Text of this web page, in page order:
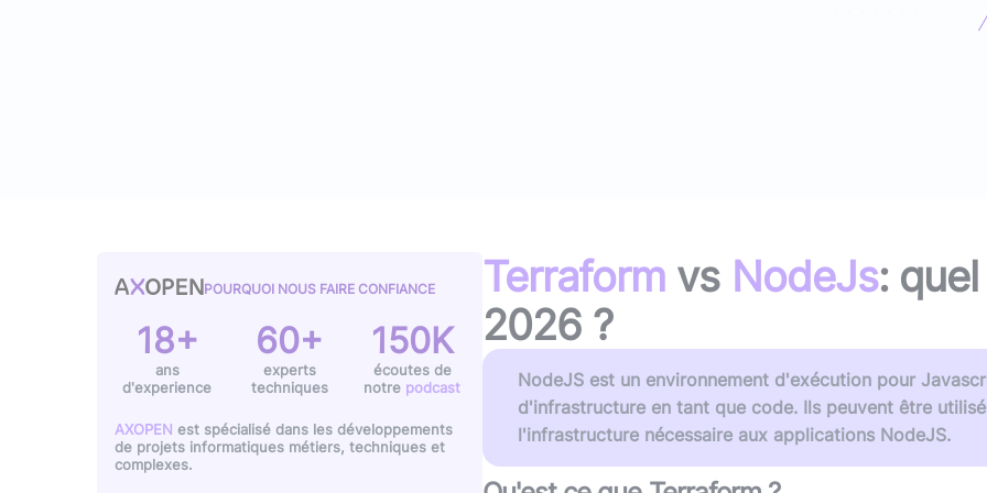
Écouter
Lire le
POURQUOI NOUS FAIRE CONFIANCE
18+
ans
d'experience
60+
experts
techniques
150K
écoutes de
notre podcast
AXOPEN est spécialisé dans les développements
de projets informatiques métiers, techniques et
complexes.
Terraform vs NodeJs:
2026 ?
NodeJS est un environnement d'exécution pour
d'infrastructure en tant que code. Ils peuvent être
l'infrastructure nécessaire aux applications NodeJS.